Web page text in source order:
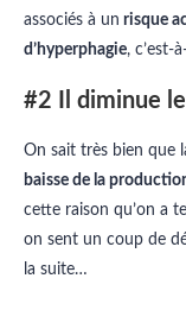
associés à un risque
d’hyperphagie, c’est-
#2 Il diminue
On sait très bien que
baisse de la
cette raison qu’on a
on sent un coup de
la suite…